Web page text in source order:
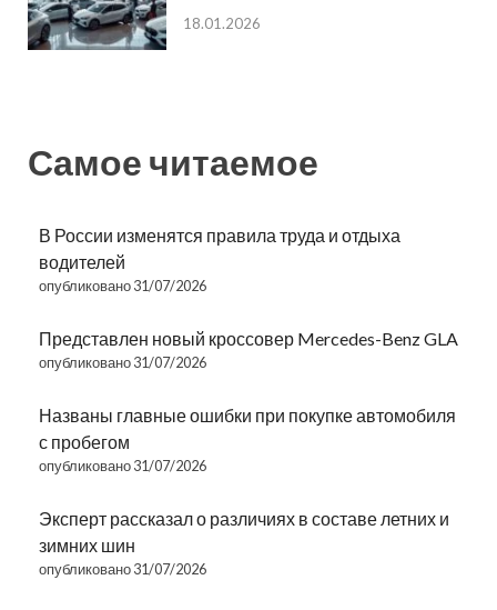
18.01.2026
Самое читаемое
В России изменятся правила труда и отдыха
водителей
опубликовано 31/07/2026
Представлен новый кроссовер Mercedes-Benz GLA
опубликовано 31/07/2026
Названы главные ошибки при покупке автомобиля
с пробегом
опубликовано 31/07/2026
Эксперт рассказал о различиях в составе летних и
зимних шин
опубликовано 31/07/2026